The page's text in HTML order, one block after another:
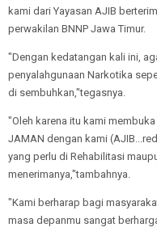
kami dari Yayasan AJIB
perwakilan BNNP Jawa Timur.
"Dengan kedatangan kali ini,
penyalahgunaan Narkotika
di sembuhkan,"tegasnya.
"Oleh karena itu kami
JAMAN dengan kami
yang perlu di Rehabilitasi
menerimanya,"tambahnya.
"Kami berharap bagi
masa depanmu sangat